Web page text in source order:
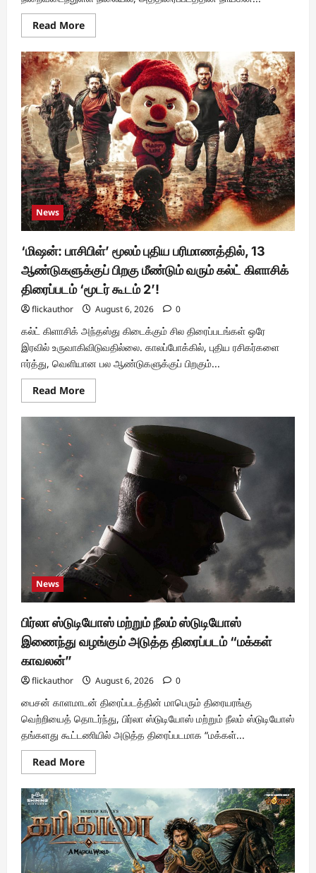
Read MoreRead
more
மீண்டும்
இணையும்
டொவினோ
தாமஸ்
–
ஜான்பால்
ஜார்ஜ்
கூட்டணி
News
‘மிஷன்: பாசிபிள்’ மூலம் புதிய பரிமாணத்தில், 13
ஆண்டுகளுக்குப் பிறகு மீண்டும் வரும் கல்ட் கிளாசிக்
திரைப்படம் ‘மூடர் கூடம் 2’!
flickauthor August 6, 2026 0
கல்ட் கிளாசிக் அந்தஸ்து கிடைக்கும் சில திரைப்படங்கள் ஒரே
இரவில் உருவாகிவிடுவதில்லை. காலப்போக்கில், புதிய ரசிகர்களை
ஈர்த்து, வெளியான பல ஆண்டுகளுக்குப் பிறகும்...
Read MoreRead
more
‘மிஷன்:
பாசிபிள்’
பரிமாணத்தில்,
ஆண்டுகளுக்குப்
பிறகு
கிளாசிக்
திரைப்படம்
‘மூடர்
கூடம்
2’!
News
பிர்லா ஸ்டுடியோஸ் மற்றும் நீலம் ஸ்டுடியோஸ்
இணைந்து வழங்கும் அடுத்த திரைப்படம் “மக்கள்
காவலன்”
flickauthor August 6, 2026 0
பைசன் காளமாடன் திரைப்படத்தின் மாபெரும் திரையரங்கு
வெற்றியைத் தொடர்ந்து, பிர்லா ஸ்டுடியோஸ் மற்றும் நீலம் ஸ்டுடியோஸ்
தங்களது கூட்டணியில் அடுத்த திரைப்படமாக “மக்கள்...
Read MoreRead
more
பிர்லா
ஸ்டுடியோஸ்
மற்றும்
நீலம்
ஸ்டுடியோஸ்
இணைந்து
வழங்கும்
அடுத்த
திரைப்படம்